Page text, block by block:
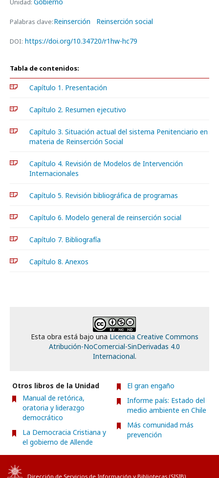
Unidad: Gobierno
Palabras clave:Reinserción Reinserción social
DOI: https://doi.org/10.34720/r1hw-hc79
Tabla de contenidos:
Capítulo 1. Presentación
Capítulo 2. Resumen ejecutivo
Capítulo 3. Situación actual del sistema Penitenciario en
materia de Reinserción Social
Capítulo 4. Revisión de Modelos de Intervención
Internacionales
Capítulo 5. Revisión bibliográfica de programas
Capítulo 6. Modelo general de reinserción social
Capítulo 7. Bibliografía
Capítulo 8. Anexos
Esta obra está bajo una Licencia Creative Commons
Atribución-NoComercial-SinDerivadas 4.0
Internacional.
Otros libros de la Unidad
Manual de retórica,
oratoria y liderazgo
democrático
La Democracia Cristiana y
el gobierno de Allende
El gran engaño
Informe país: Estado del
medio ambiente en Chile
Más comunidad más
prevención
Dirección de Servicios de Información y Bibliotecas (SISIB)